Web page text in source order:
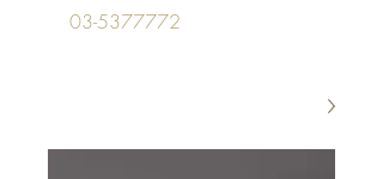
03-5377772